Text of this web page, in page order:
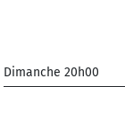
Dimanche 20h00